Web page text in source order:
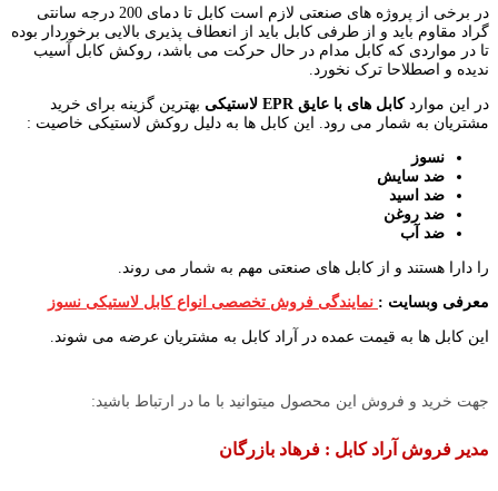
در برخی از پروژه های صنعتی لازم است کابل تا دمای 200 درجه سانتی
گراد مقاوم باید و از طرفی کابل باید از انعطاف پذیری بالایی برخوردار بوده
تا در مواردی که کابل مدام در حال حرکت می باشد، روکش کابل آسیب
ندیده و اصطلاحا ترک نخورد.
در این مواردکابل های با عایقEPR لاستیکی بهترین گزینه برای خرید
مشتریان به شمار می رود. این کابل ها به دلیل روکش لاستیکی خاصیت :
نسوز
ضد سایش
ضد اسید
ضد روغن
ضد آب
را دارا هستند و از کابل های صنعتی مهم به شمار می روند.
معرفی وبسایت : نمایندگی فروش تخصصی انواع کابل لاستیکی نسوز
این کابل ها به قیمت عمده در آراد کابل به مشتریان عرضه می شوند.
جهت خرید و فروش این محصول میتوانید با ما در ارتباط باشید:
مدیر فروش آراد کابل : فرهاد بازرگان